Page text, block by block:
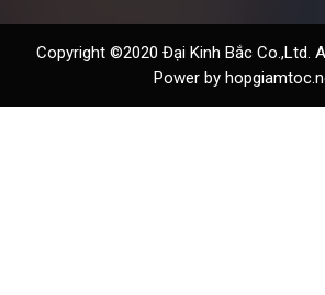
Copyright ©2020 Đại Kinh Bắc Co.,Ltd.
Power by